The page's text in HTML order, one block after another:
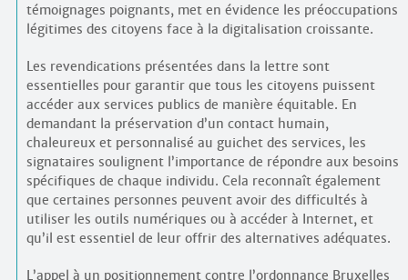
témoignages poignants, met en évidence les préoccupations
légitimes des citoyens face à la digitalisation croissante.
Les revendications présentées dans la lettre sont
essentielles pour garantir que tous les citoyens puissent
accéder aux services publics de manière équitable. En
demandant la préservation d’un contact humain,
chaleureux et personnalisé au guichet des services, les
signataires soulignent l’importance de répondre aux besoins
spécifiques de chaque individu. Cela reconnaît également
que certaines personnes peuvent avoir des difficultés à
utiliser les outils numériques ou à accéder à Internet, et
qu’il est essentiel de leur offrir des alternatives adéquates.
L’appel à un positionnement contre l’ordonnance Bruxelles